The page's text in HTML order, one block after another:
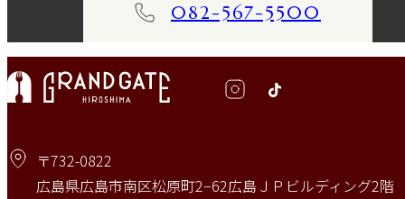
082-567-5500
〒732-0822
広島県広島市南区松原町2−62広島ＪＰビルディング2階